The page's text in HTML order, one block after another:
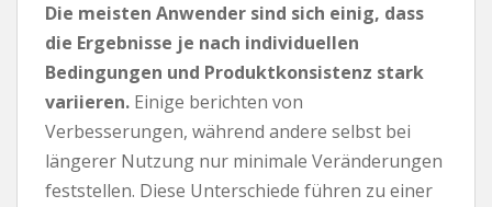
Die meisten Anwender sind sich einig, dass
die Ergebnisse je nach individuellen
Bedingungen und Produktkonsistenz stark
variieren. Einige berichten von
Verbesserungen, während andere selbst bei
längerer Nutzung nur minimale Veränderungen
feststellen. Diese Unterschiede führen zu einer